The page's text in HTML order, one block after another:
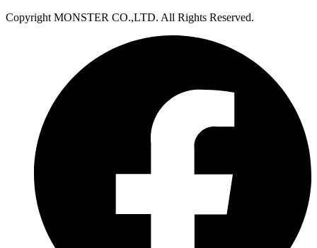
Copyright MONSTER CO.,LTD. All Rights Reserved.